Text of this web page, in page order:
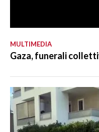
MULTIMEDIA
Gaza, funerali